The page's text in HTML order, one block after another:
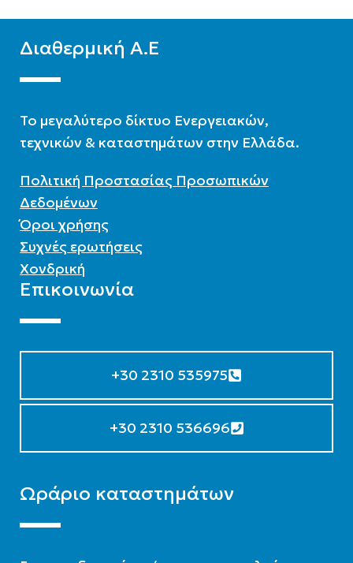
Διαθερμική Α.Ε
To μεγαλύτερο δίκτυο Ενεργειακών,
τεχνικών & καταστημάτων στην Ελλάδα.
Πολιτική Προστασίας Προσωπικών
Δεδομένων
Όροι χρήσης
Συχνές ερωτήσεις
Χονδρική
Επικοινωνία
+30 2310 535975
+30 2310 536696
Ωράριο καταστημάτων